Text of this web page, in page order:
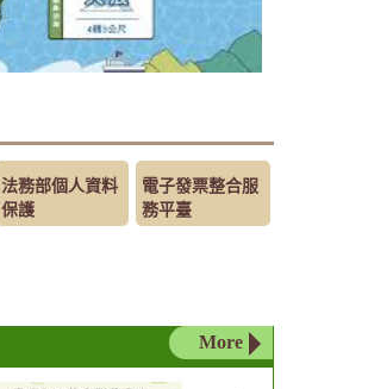
法務部個人資料
保護
電子發票整合服
務平臺
More